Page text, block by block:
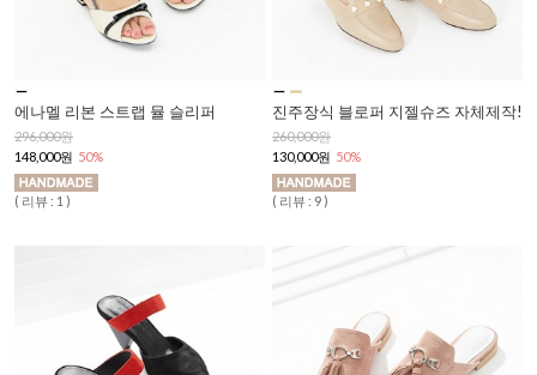
에나멜 리본 스트랩 뮬 슬리퍼
296,000원
148,000원 50%
( 리뷰 : 1 )
진주장식 블로퍼 지젤슈즈 자체제작!
260,000원
130,000원 50%
( 리뷰 : 9 )